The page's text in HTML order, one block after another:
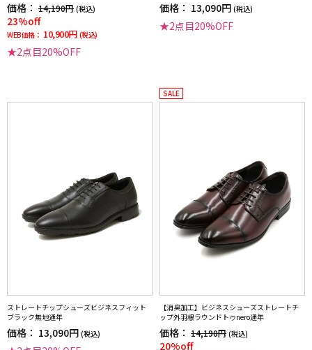
価格： 14,190円 (税込)
23%off
WEB価格： 10,900円 (税込)
★2点目20%OFF
価格： 13,090円 (税込)
★2点目20%OFF
ストレートチップシューズビジネスフィット
ブラック無地通年
価格： 13,090円 (税込)
SALE
【消臭加工】ビジネスシューズストレートチ
ップ外羽根ラウンドトゥnero通年
価格： 14,190円 (税込)
20%off